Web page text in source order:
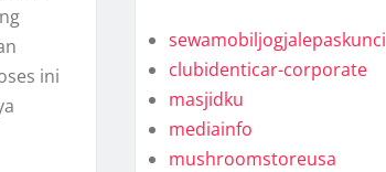
ini
sewamobiljogjalepaskunci
clubidenticar-corporate
masjidku
mediainfo
mushroomstoreusa